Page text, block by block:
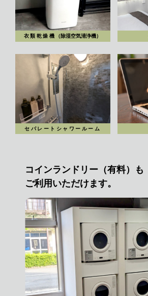
衣類乾燥機 （除湿空気清浄機）
セパレートシャワールーム
コインランドリー（有料）も
ご利用いただけます。